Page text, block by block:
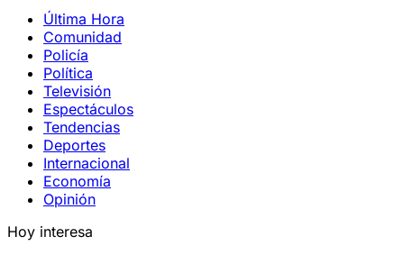
Última Hora
Comunidad
Policía
Política
Televisión
Espectáculos
Tendencias
Deportes
Internacional
Economía
Opinión
Hoy interesa